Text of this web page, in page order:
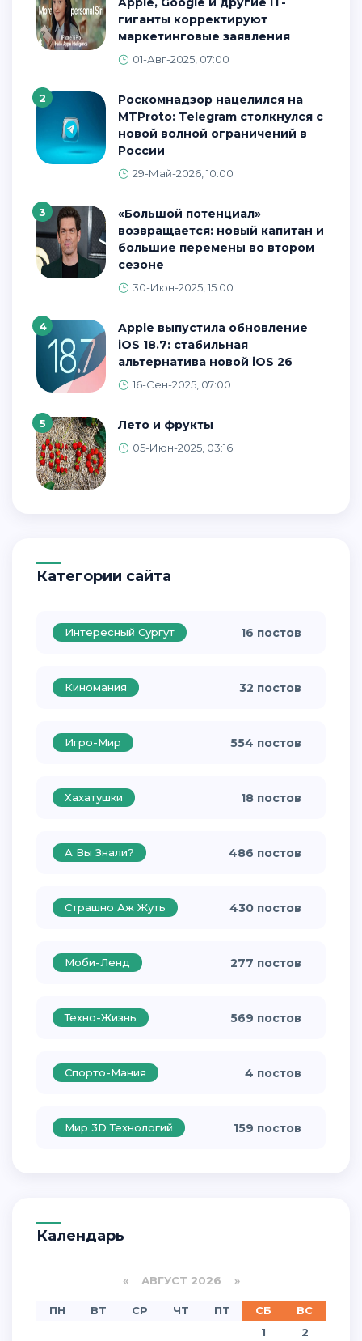
гиганты корректируют
маркетинговые заявления
01-Авг-2025, 07:00
2
Роскомнадзор нацелился на
MTProto: Telegram столкнулся с
новой волной ограничений в
России
29-Май-2026, 10:00
3
«Большой потенциал»
возвращается: новый капитан и
большие перемены во втором
сезоне
30-Июн-2025, 15:00
4
Apple выпустила обновление
iOS 18.7: стабильная
альтернатива новой iOS 26
16-Сен-2025, 07:00
5 Лето и фрукты
05-Июн-2025, 03:16
Категории сайта
Интересный Сургут 16 постов
Киномания 32 постов
Игро-Мир 554 постов
Хахатушки 18 постов
А Вы Знали? 486 постов
Страшно Аж Жуть 430 постов
Моби-Ленд 277 постов
Техно-Жизнь 569 постов
Спорто-Мания 4 постов
Мир 3D Технологий 159 постов
Календарь
«АВГУСТ 2026 »
ПН ВТ СР ЧТ ПТ СБ
ВС
1
2